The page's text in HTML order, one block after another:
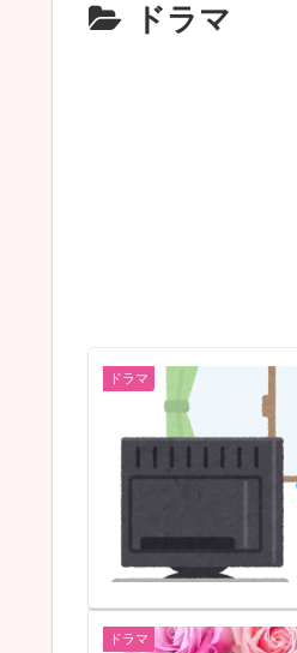
ドラマ
ドラマ
ドラマ